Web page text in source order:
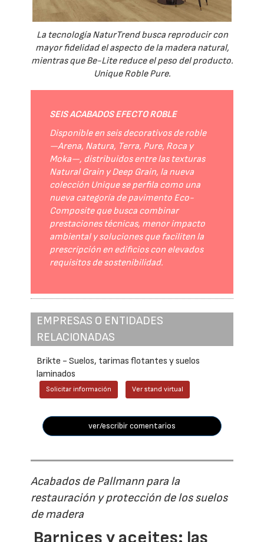
La tecnología NaturTrend busca reproducir con
mayor fidelidad el aspecto de la madera natural,
mientras que Be-Lite reduce el peso del producto.
Unique Roble Pure.
SEIS ACABADOS EFECTO ROBLE
Disponible en seis decorativos de roble
—Arena, Natura, Terra, Pure, Roca y
Moka—, distribuidos entre las texturas
Natural Grain y Deep Grain, la nueva
colección Unique se perfila como una
nueva categoría de pavimento Eco-
Composite que busca combinar
prestaciones técnicas, menor impacto
ambiental y soluciones que faciliten la
prescripción en edificios con elevados
requisitos de sostenibilidad.
EMPRESAS O ENTIDADES
RELACIONADAS
Brikte - Suelos, tarimas flotantes y suelos
laminados
Solicitar información Ver stand virtual
ver/escribir comentarios
Acabados de Pallmann para la
restauración y protección de los suelos
de madera